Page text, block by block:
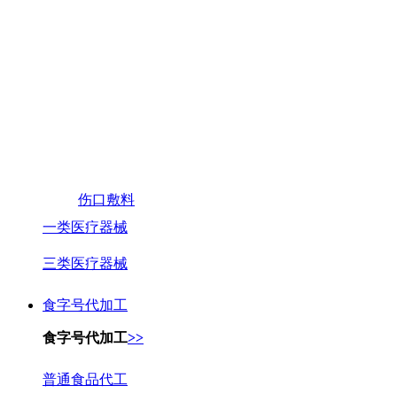
伤口敷料
一类医疗器械
三类医疗器械
食字号代加工
食字号代加工>>
普通食品代工